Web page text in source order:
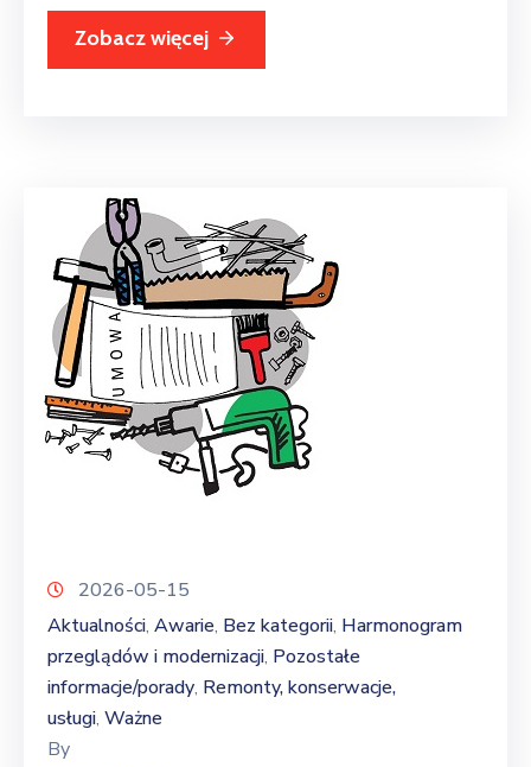
Zobacz więcej
2026-05-15
Aktualności‚ Awarie‚ Bez kategorii‚ Harmonogram
przeglądów i modernizacji‚ Pozostałe
informacje/porady‚ Remonty, konserwacje,
usługi‚ Ważne
By